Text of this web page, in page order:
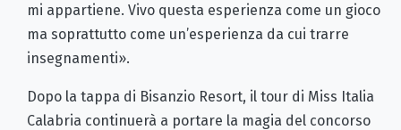
mi appartiene. Vivo questa esperienza come un gioco
ma soprattutto come un’esperienza da cui trarre
insegnamenti».
Dopo la tappa di Bisanzio Resort, il tour di Miss Italia
Calabria continuerà a portare la magia del concorso